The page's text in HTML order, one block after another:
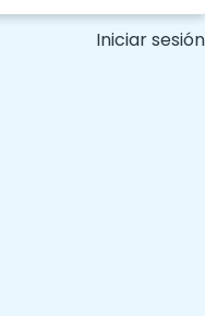
Iniciar sesión